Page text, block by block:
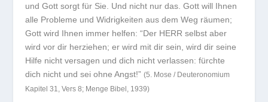
und Gott sorgt für Sie. Und nicht nur das. Gott will Ihnen
alle Probleme und Widrigkeiten aus dem Weg räumen;
Gott wird Ihnen immer helfen:“Der HERR selbst aber
wird vor dir herziehen; er wird mit dir sein, wird dir seine
Hilfe nicht versagen und dich nicht verlassen: fürchte
dich nicht und sei ohne Angst!” (5. Mose / Deuteronomium
Kapitel 31, Vers 8; Menge Bibel, 1939)